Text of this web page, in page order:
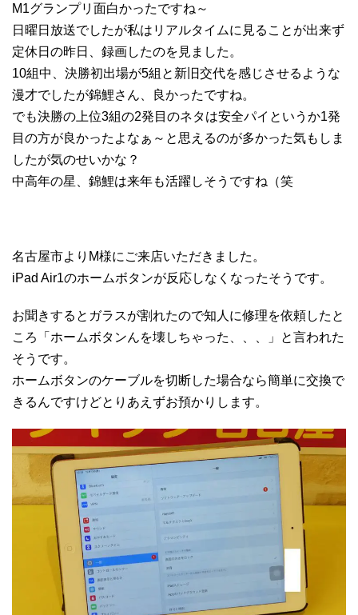
M1グランプリ面白かったですね～
日曜日放送でしたが私はリアルタイムに見ることが出来ず
定休日の昨日、録画したのを見ました。
10組中、決勝初出場が5組と新旧交代を感じさせるような
漫才でしたが錦鯉さん、良かったですね。
でも決勝の上位3組の2発目のネタは安全パイというか1発
目の方が良かったよなぁ～と思えるのが多かった気もしま
したが気のせいかな？
中高年の星、錦鯉は来年も活躍しそうですね（笑
名古屋市よりM様にご来店いただきました。
iPad Air1のホームボタンが反応しなくなったそうです。
お聞きするとガラスが割れたので知人に修理を依頼したと
ころ「ホームボタンんを壊しちゃった、、、」と言われた
そうです。
ホームボタンのケーブルを切断した場合なら簡単に交換で
きるんですけどとりあえずお預かりします。